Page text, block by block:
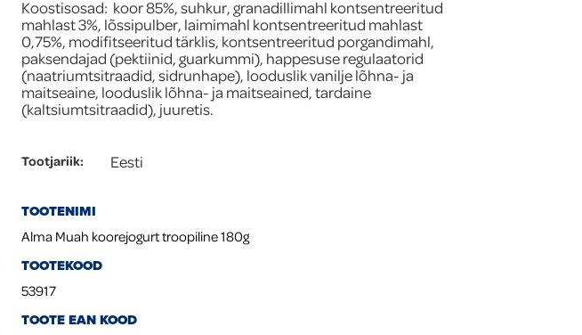
Koostisosad: koor 85%, suhkur, granadillimahl kontsentreeritud
mahlast 3%, lõssipulber, laimimahl kontsentreeritud mahlast
0,75%, modifitseeritud tärklis, kontsentreeritud porgandimahl,
paksendajad (pektiinid, guarkummi), happesuse regulaatorid
(naatriumtsitraadid, sidrunhape), looduslik vanilje lõhna- ja
maitseaine, looduslik lõhna- ja maitseained, tardaine
(kaltsiumtsitraadid), juuretis.
Tootjariik: Eesti
TOOTENIMI
Alma Muah koorejogurt troopiline 180g
TOOTEKOOD
53917
TOOTE EAN KOOD